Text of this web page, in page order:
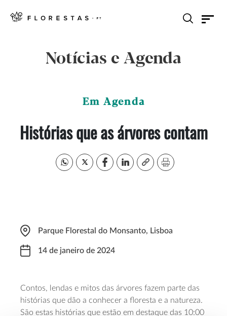
Notícias e Agenda
Em Agenda
Histórias que as árvores contam
Parque Florestal do Monsanto, Lisboa
14 de janeiro de 2024
Contos, lendas e mitos das árvores fazem parte das
histórias que dão a conhecer a floresta e a natureza.
São estas histórias que estão em destaque das 10:00